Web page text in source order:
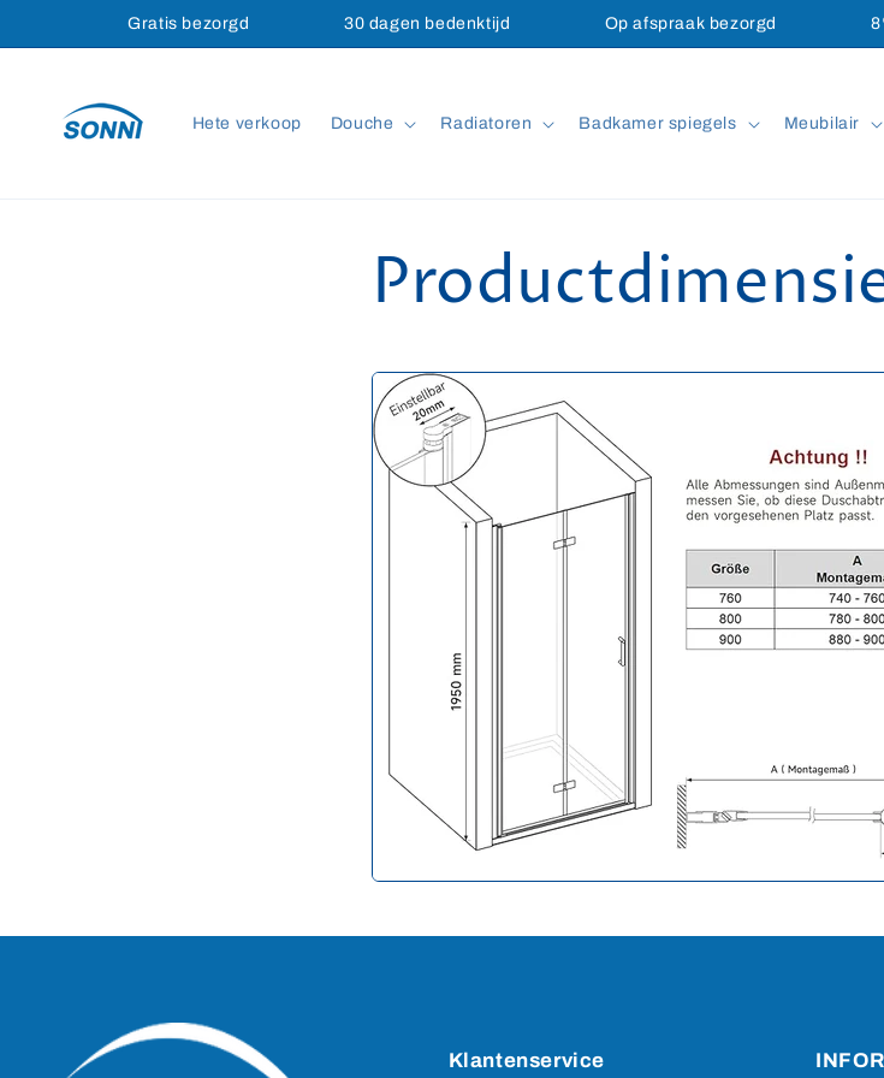
content
Gratis bezorgd 30 dagen bedenktijd Op afspraak bezorgd
Hete verkoop Douche Radiatoren Badkamer spiegels Meubilair
Klantenservice